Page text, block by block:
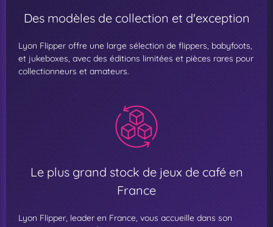
Des modèles de collection et d'exception
Lyon Flipper offre une large sélection de flippers, babyfoots,
et jukeboxes, avec des éditions limitées et pièces rares pour
collectionneurs et amateurs.
Le plus grand stock de jeux de café en
France
Lyon Flipper, leader en France, vous accueille dans son